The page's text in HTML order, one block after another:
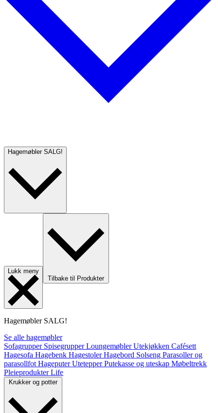
Hagemøbler SALG!
Lukk meny
Tilbake til Produkter
Hagemøbler SALG!
Se alle hagemøbler
Sofagrupper SpisegrupperLoungemøblerUtekjøkken Cafésett
Hagesofa Hagebenk HagestolerHagebord Solseng Parasoller og
parasollfot HageputerUtetepperPutekasse og uteskap Møbeltrekk
PleieprodukterLife
Krukker og potter